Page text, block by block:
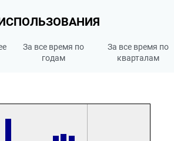
За все время по
годам
За все время по
кварталам